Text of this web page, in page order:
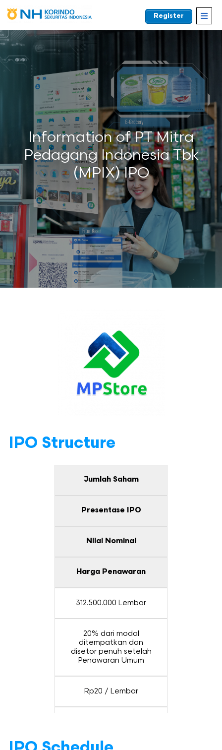
Register
Information of PT Mitra
Pedagang Indonesia Tbk
(MPIX) IPO
IPO Structure
Jumlah Saham
Presentase IPO
Nilai Nominal
Harga Penawaran
312.500.000 Lembar
20% dari modal
ditempatkan dan
disetor penuh setelah
Penawaran Umum
Rp20 / Lembar